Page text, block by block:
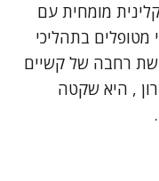
מומחית עם
מטופלים בתהליכי
רחבה של קשיים
, היא שקטה